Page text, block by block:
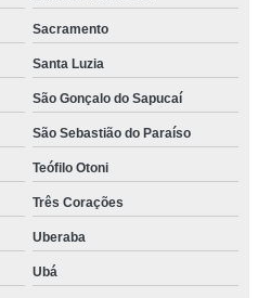
Sacramento
Santa Luzia
São Gonçalo do Sapucaí
São Sebastião do Paraíso
Teófilo Otoni
Três Corações
Uberaba
Ubá